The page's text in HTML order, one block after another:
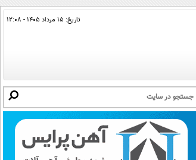
تاریخ: ۱۵ مرداد ۱۴۰۵ - ۱۲:۰۸